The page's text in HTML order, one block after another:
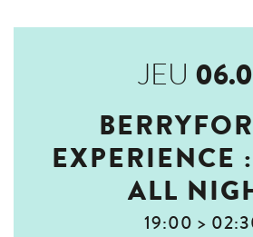
JEU
EXPERIENCE
ALL
19:00 >